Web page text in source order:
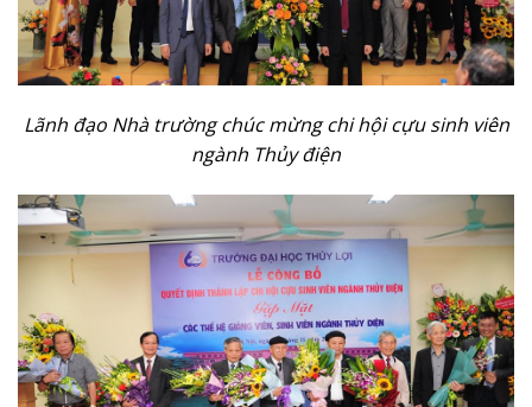
Lãnh đạo Nhà trường chúc mừng chi hội cựu sinh viên
ngành Thủy điện